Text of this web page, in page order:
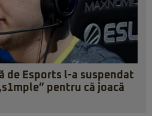
de Esports l-a suspendat
pentru că joacă